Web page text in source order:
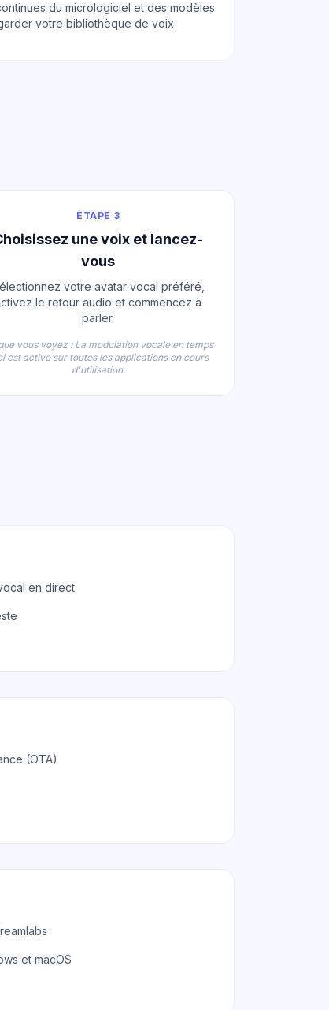
du micrologiciel et des modèles
votre bibliothèque de voix
ÉTAPE 3
une voix et lancez-
vous
votre avatar vocal préféré,
le retour audio et commencez à
parler.
vous voyez : La modulation vocale en temps
est active sur toutes les applications en cours
d'utilisation.
en direct
(OTA)
et macOS